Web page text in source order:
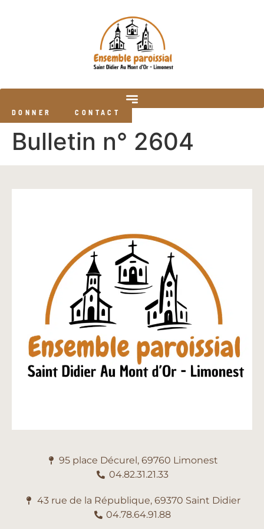
DONNER CONTACT
Bulletin n° 2604
95 place Décurel, 69760 Limonest
04.82.31.21.33
43 rue de la République, 69370 Saint Didier
04.78.64.91.88